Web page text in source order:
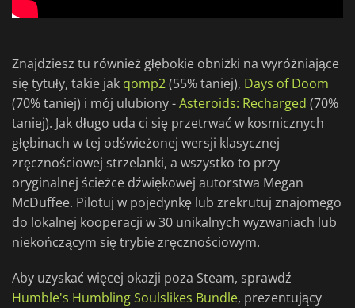
Znajdziesz tu również głębokie obniżki na wyróżniające
się tytuły, takie jak qomp2(55% taniej), Days of Doom
(70% taniej) i mój ulubiony -Asteroids: Recharged (70%
taniej). Jak długo uda ci się przetrwać w kosmicznych
głębinach w tej odświeżonej wersji klasycznej
zręcznościowej strzelanki, a wszystko to przy
oryginalnej ścieżce dźwiękowej autorstwa Megan
McDuffee. Pilotuj w pojedynkę lub zrekrutuj znajomego
do lokalnej kooperacji w 30 unikalnych wyzwaniach lub
niekończącym się trybie zręcznościowym.
Aby uzyskać więcej okazji poza Steam, sprawdź
Humble's Humbling Soulslikes Bundle, prezentujący